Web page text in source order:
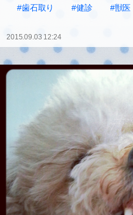
#歯石取り
#健診 #獣医
2015.09.03 12:24